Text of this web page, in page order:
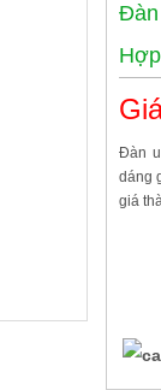
Đàn
Đàn
dáng
giá